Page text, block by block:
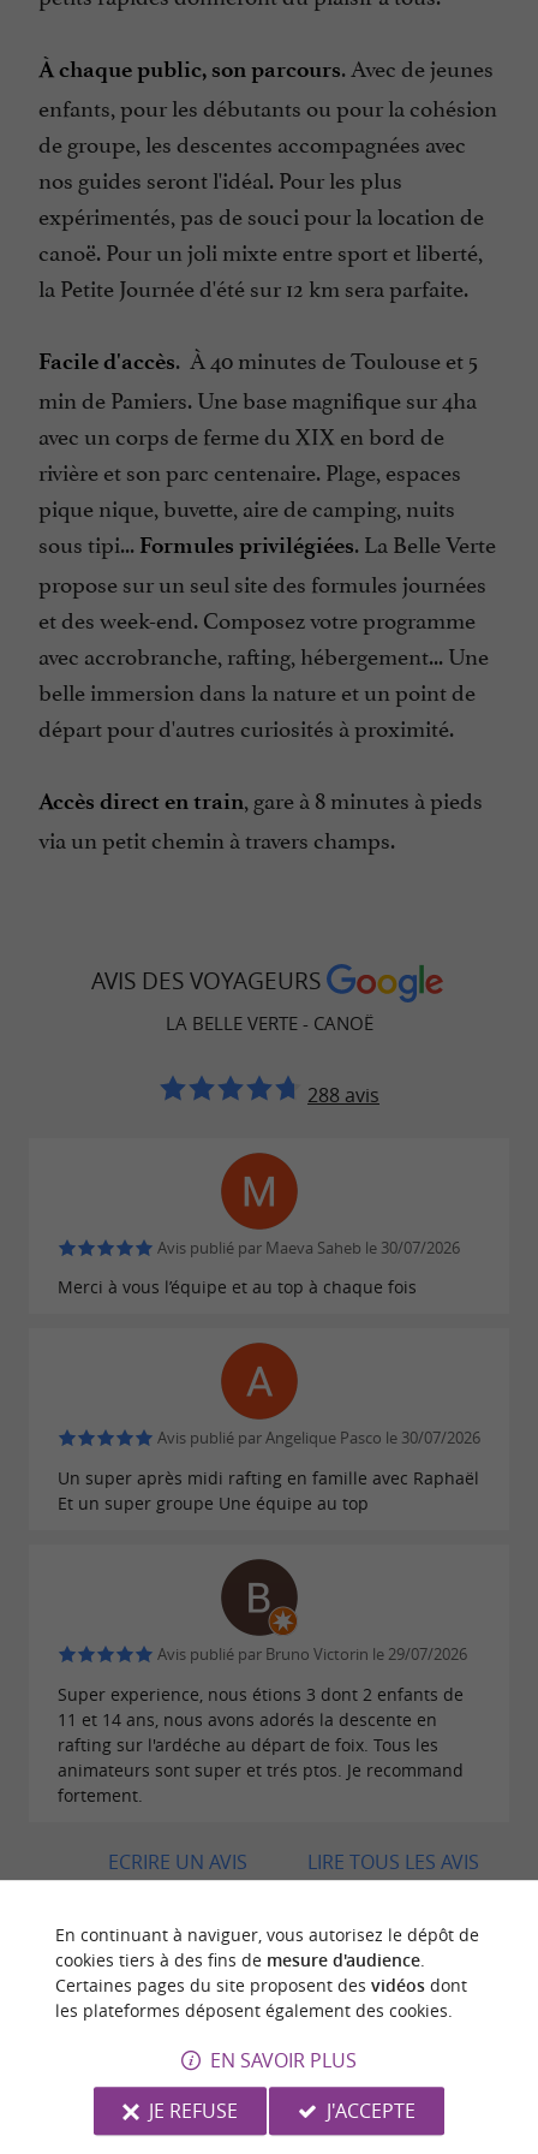
À chaque public, son parcours. Avec de jeunes
enfants, pour les débutants ou pour la cohésion
de groupe, les descentes accompagnées avec
nos guides seront l'idéal. Pour les plus
expérimentés, pas de souci pour la location de
canoë. Pour un joli mixte entre sport et liberté,
la Petite Journée d'été sur 12 km sera parfaite.
Facile d'accès. À 40 minutes de Toulouse et 5
min de Pamiers. Une base magnifique sur 4ha
avec un corps de ferme du XIX en bord de
rivière et son parc centenaire. Plage, espaces
pique nique, buvette, aire de camping, nuits
sous tipi... Formules privilégiées. La Belle Verte
propose sur un seul site des formules journées
et des week-end. Composez votre programme
avec accrobranche, rafting, hébergement... Une
belle immersion dans la nature et un point de
départ pour d'autres curiosités à proximité.
Accès direct en train, gare à 8 minutes à pieds
via un petit chemin à travers champs.
AVIS DES VOYAGEURS
LA BELLE VERTE - CANOË
288 avis
Avis publié par Maeva Saheb le 30/07/2026
Merci à vous l’équipe et au top à chaque fois
Avis publié par Angelique Pasco le 30/07/2026
Un super après midi rafting en famille avec Raphaël
Et un super groupe Une équipe au top
Avis publié par Bruno Victorin le 29/07/2026
Super experience, nous étions 3 dont 2 enfants de
11 et 14 ans, nous avons adorés la descente en
rafting sur l'ardéche au départ de foix. Tous les
animateurs sont super et trés ptos. Je recommand
fortement.
LIRE TOUS LES AVIS
ECRIRE UN AVIS
À PROXIMITÉ
En continuant à naviguer, vous autorisez le dépôt de
cookies tiers à des fins de mesure d'audience.
Certaines pages du site proposent des vidéosdont
les plateformes déposent également des cookies.
EN SAVOIR PLUS
JE REFUSE
J'ACCEPTE